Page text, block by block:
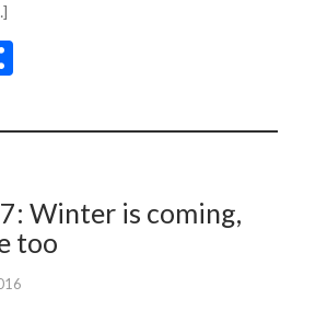
ta
erWinter is coming,
too